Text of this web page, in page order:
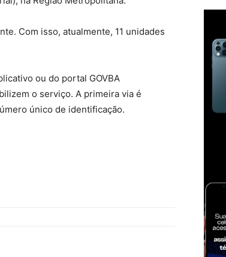
Com isso, atualmente, 11 unidades
ou do portal GOVBA
o serviço. A primeira via é
único de identificação.